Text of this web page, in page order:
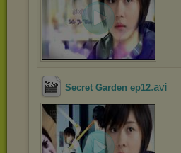
Secret Garden ep12.avi